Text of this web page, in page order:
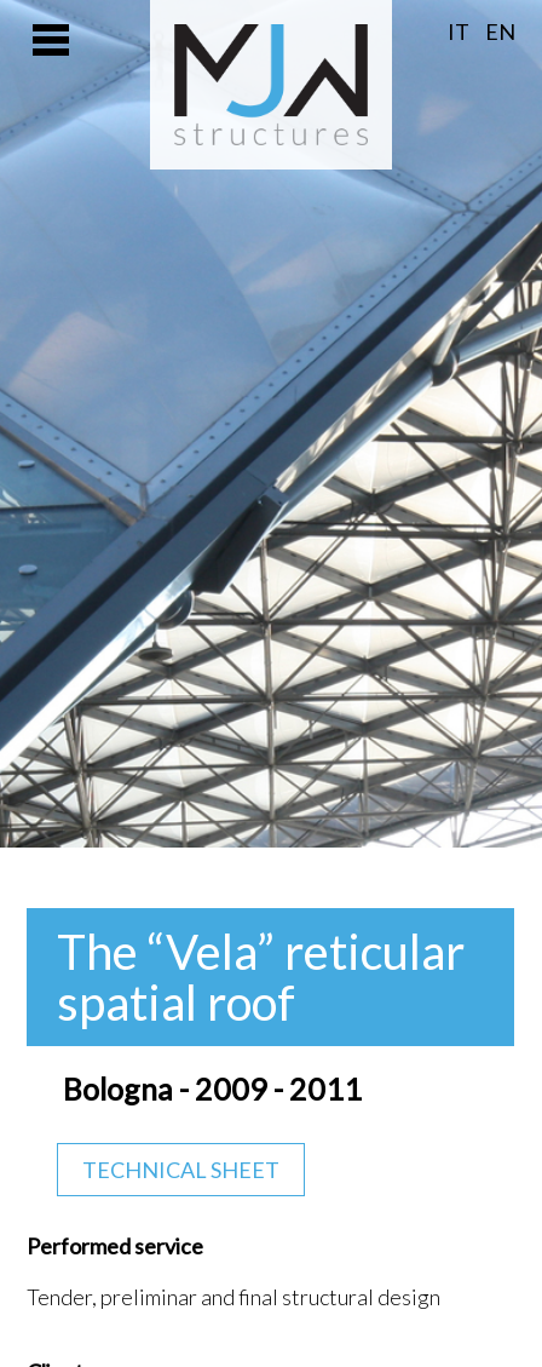
IT EN
The “Vela” reticular
spatial roof
Bologna - 2009 - 2011
TECHNICAL SHEET
Performed service
Tender, preliminar and final structural design